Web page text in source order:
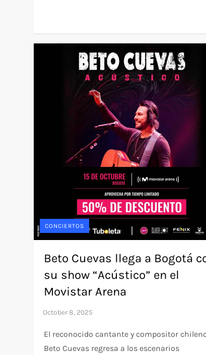
CONCIERTOS
Beto Cuevas llega a Bogotá
su show “Acústico” en el
Movistar Arena
El reconocido cantante y compositor
Beto Cuevas regresa a los escenarios